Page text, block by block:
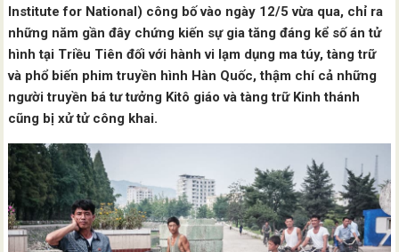
Institute for National) công bố vào ngày 12/5 vừa qua, chỉ ra
những năm gần đây chứng kiến sự gia tăng đáng kể số án tử
hình tại Triều Tiên đối với hành vi lạm dụng ma túy, tàng trữ
và phổ biến phim truyền hình Hàn Quốc, thậm chí cả những
người truyền bá tư tưởng Kitô giáo và tàng trữ Kinh thánh
cũng bị xử tử công khai.